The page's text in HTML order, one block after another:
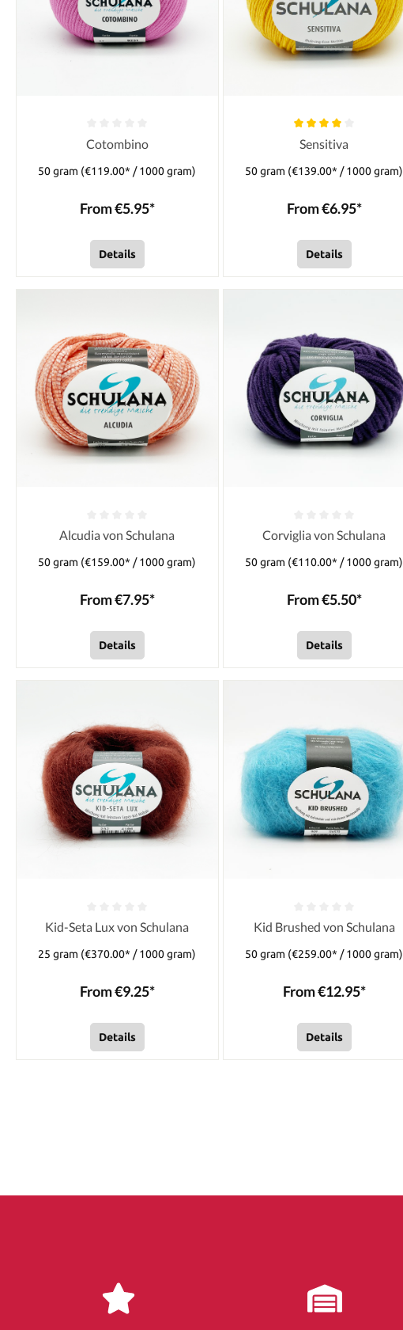
Cotombino
50 gram (€119.00* / 1000 gram)
From €5.95*
Details
Sensitiva
50 gram (€139.00* / 1000 gram)
From €6.95*
Details
Alcudia von Schulana
50 gram (€159.00* / 1000 gram)
From €7.95*
Details
Corviglia von Schulana
50 gram (€110.00* / 1000 gram)
From €5.50*
Details
Kid-Seta Lux von Schulana
25 gram (€370.00* / 1000 gram)
From €9.25*
Details
Kid Brushed von Schulana
50 gram (€259.00* / 1000 gram)
From €12.95*
Details